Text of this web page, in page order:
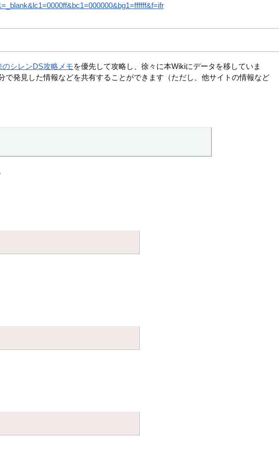
のシレンDS攻略メモを優先して攻略し、徐々に本Wikiにデータを移していま
発見した情報などを共有することができます（ただし、他サイトの情報など